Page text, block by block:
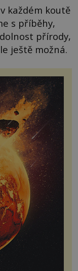
každém koutě
s příběhy,
přírody,
ještě možná.